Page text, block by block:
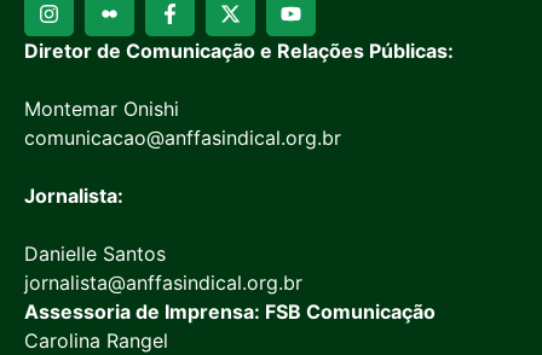
Diretor de Comunicação e Relações Públicas:
Montemar Onishi
comunicacao@anffasindical.org.br
Jornalista:
Danielle Santos
jornalista@anffasindical.org.br
Assessoria de Imprensa: FSB Comunicação
Carolina Rangel